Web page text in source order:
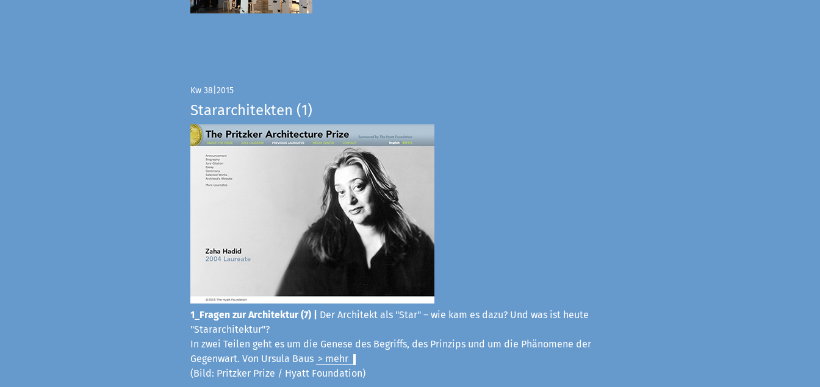
Kw 38|2015
Stararchitekten (1)
1_Fragen zur Architektur (7) |
Der Architekt als "Star" – wie kam es dazu? Und was ist heute
"Stararchitektur"?
In zwei Teilen geht es um die Genese des Begriffs, des Prinzips und um die Phänomene der
Gegenwart. Von Ursula Baus > mehr
(Bild: Pritzker Prize / Hyatt Foundation)